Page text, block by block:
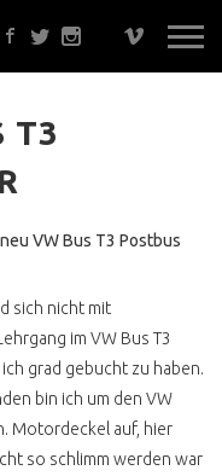
T3
VW Bus T3 Postbus
sich nicht mit
im VW Bus T3
grad gebucht zu haben.
bin ich um den VW
Motordeckel auf, hier
so schlimm werden war